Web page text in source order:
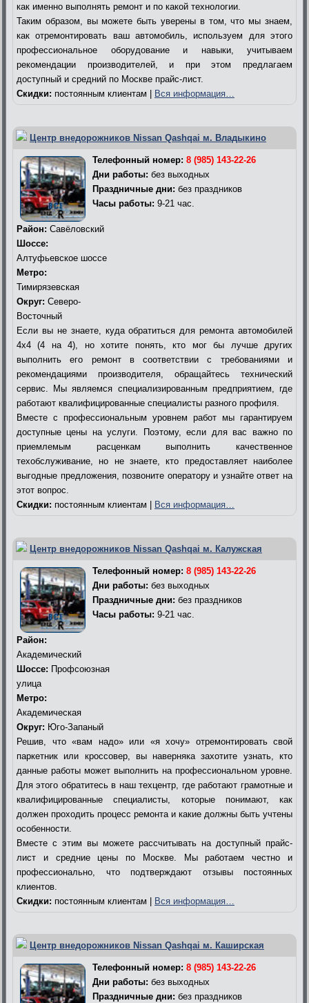
как именно выполнять ремонт и по какой технологии.
Таким образом, вы можете быть уверены в том, что мы знаем,
как отремонтировать ваш автомобиль, используем для этого
профессиональное оборудование и навыки, учитываем
рекомендации производителей, и при этом предлагаем
доступный и средний по Москве прайс-лист.
Скидки: постоянным клиентам | Вся информация…
Центр внедорожников Nissan Qashqai м. Владыкино
Телефонный номер: 8 (985) 143-22-26
Дни работы: без выходных
Праздничные дни: без праздников
Часы работы: 9-21 час.
Район: Савёловский
Шоссе:
Алтуфьевское шоссе
Метро:
Тимирязевская
Округ: Северо-
Восточный
Если вы не знаете, куда обратиться для ремонта автомобилей
4х4 (4 на 4), но хотите понять, кто мог бы лучше других
выполнить его ремонт в соответствии с требованиями и
рекомендациями производителя, обращайтесь технический
сервис. Мы являемся специализированным предприятием, где
работают квалифицированные специалисты разного профиля.
Вместе с профессиональным уровнем работ мы гарантируем
доступные цены на услуги. Поэтому, если для вас важно по
приемлемым расценкам выполнить качественное
техобслуживание, но не знаете, кто предоставляет наиболее
выгодные предложения, позвоните оператору и узнайте ответ на
этот вопрос.
Скидки: постоянным клиентам | Вся информация…
Центр внедорожников Nissan Qashqai м. Калужская
Телефонный номер: 8 (985) 143-22-26
Дни работы: без выходных
Праздничные дни: без праздников
Часы работы: 9-21 час.
Район:
Академический
Шоссе: Профсоюзная
улица
Метро:
Академическая
Округ: Юго-Запаный
Решив, что «вам надо» или «я хочу» отремонтировать свой
паркетник или кроссовер, вы наверняка захотите узнать, кто
данные работы может выполнить на профессиональном уровне.
Для этого обратитесь в наш техцентр, где работают грамотные и
квалифицированные специалисты, которые понимают, как
должен проходить процесс ремонта и какие должны быть учтены
особенности.
Вместе с этим вы можете рассчитывать на доступный прайс-
лист и средние цены по Москве. Мы работаем честно и
профессионально, что подтверждают отзывы постоянных
клиентов.
Скидки: постоянным клиентам | Вся информация…
Центр внедорожников Nissan Qashqai м. Каширская
Телефонный номер: 8 (985) 143-22-26
Дни работы: без выходных
Праздничные дни: без праздников